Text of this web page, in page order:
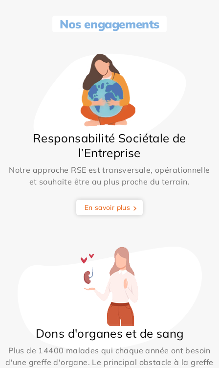
Nos engagements
Responsabilité Sociétale de
l’Entreprise
Notre approche RSE est transversale, opérationnelle
et souhaite être au plus proche du terrain.
En savoir plus
Dons d'organes et de sang
Plus de 14400 malades qui chaque année ont besoin
d'une greffe d'organe. Le principal obstacle à la greffe